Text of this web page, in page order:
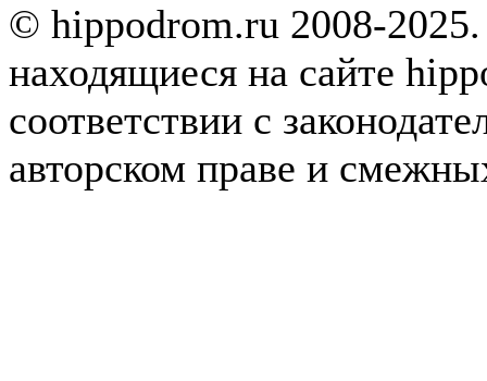
© hippodrom.ru 2008-
находящиеся на сайте
соответствии с
авторском праве и